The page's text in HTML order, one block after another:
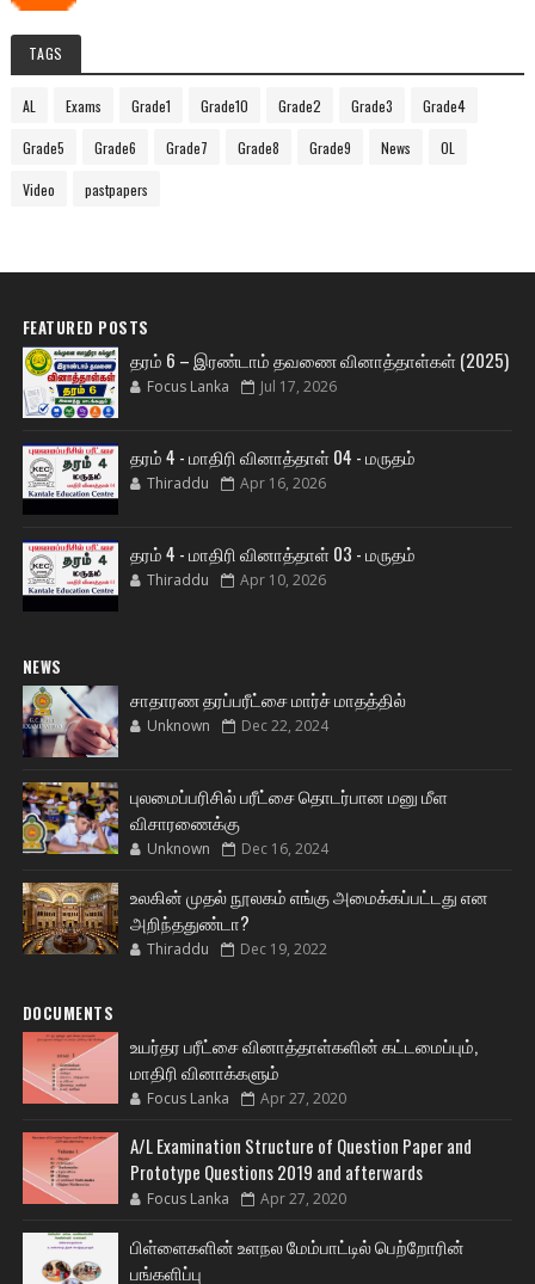
TAGS
AL Exams Grade1 Grade10 Grade2 Grade3 Grade4
Grade5 Grade6 Grade7 Grade8 Grade9 News OL
Video pastpapers
FEATURED POSTS
தரம் 6 – இரண்டாம் தவணை வினாத்தாள்கள் (2025)
Focus Lanka Jul 17, 2026
தரம் 4 - மாதிரி வினாத்தாள் 04 - மருதம்
Thiraddu Apr 16, 2026
தரம் 4 - மாதிரி வினாத்தாள் 03 - மருதம்
Thiraddu Apr 10, 2026
NEWS
சாதாரண தரப்பரீட்சை மார்ச் மாதத்தில்
Unknown Dec 22, 2024
புலமைப்பரிசில் பரீட்சை தொடர்பான மனு மீள
விசாரணைக்கு
Unknown Dec 16, 2024
உலகின் முதல் நூலகம் எங்கு அமைக்கப்பட்டது என
அறிந்ததுண்டா?
Thiraddu Dec 19, 2022
DOCUMENTS
உயர்தர பரீட்சை வினாத்தாள்களின் கட்டமைப்பும்,
மாதிரி வினாக்களும்
Focus Lanka Apr 27, 2020
A/L Examination Structure of Question Paper and
Prototype Questions 2019 and afterwards
Focus Lanka Apr 27, 2020
பிள்ளைகளின் உளநல மேம்பாட்டில் பெற்றோரின்
பங்களிப்பு